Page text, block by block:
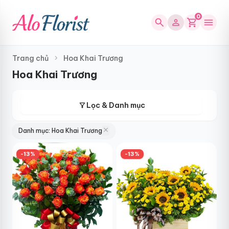
search person shopping_cart0 menu
Trang chủ Hoa Khai Trương
Hoa Khai Trương
filter_altLọc & Danh mục
Danh mục: Hoa Khai Trương close
-13% -13%